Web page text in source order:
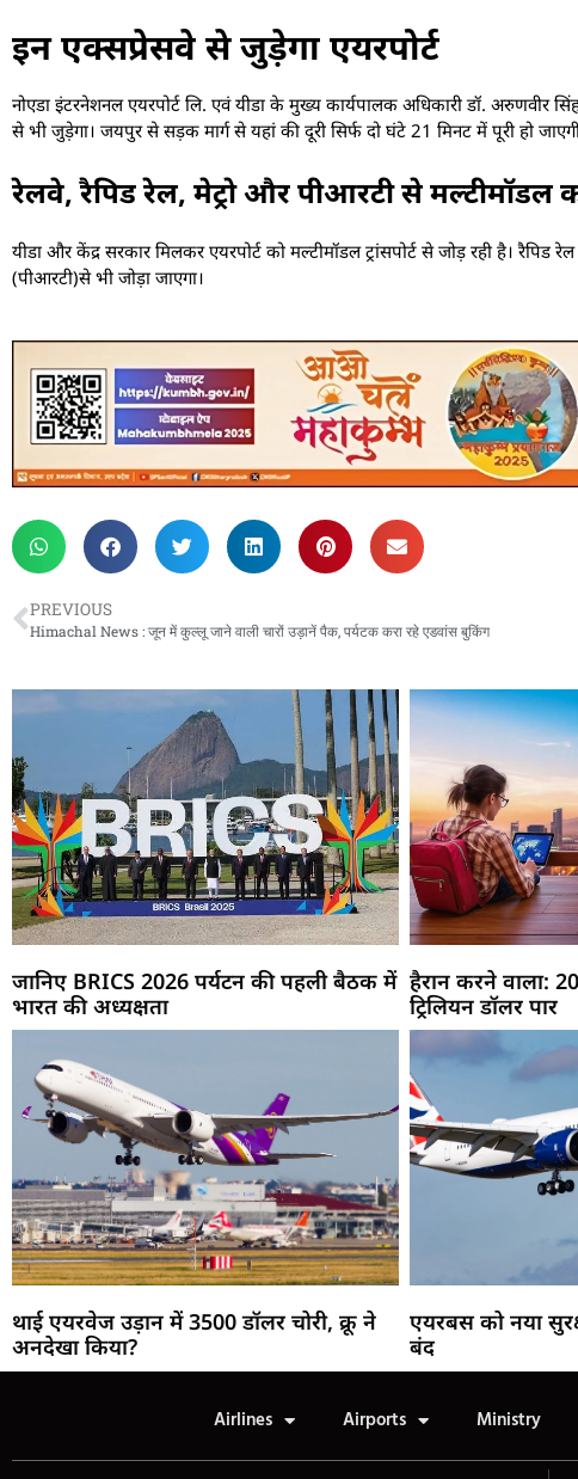
इन एक्सप्रेसवे से जुड़ेगा एयरपोर्ट
नोएडा इंटरनेशनल एयरपोर्ट लि. एवं यीडा के मुख्य कार्यपालक अधिकारी डॉ. अरुणवीर
से भी जुड़ेगा। जयपुर से सड़क मार्ग से यहां की दूरी सिर्फ दो घंटे 21 मिनट में पूरी हो
रेलवे, रैपिड रेल, मेट्रो और पीआरटी से मल्टीमॉडल
यीडा और केंद्र सरकार मिलकर एयरपोर्ट को मल्टीमॉडल ट्रांसपोर्ट से जोड़ रही है। रैपिड
(पीआरटी)से भी जोड़ा जाएगा।
PREVIOUS
Himachal News : जून में कुल्लू जाने वाली चारों उड़ानें पैक, पर्यटक करा रहे एडवांस बुकिंग
जानिए BRICS 2026 पर्यटन की पहली बैठक में
भारत की अध्यक्षता
हैरान करने वाला:
ट्रिलियन डॉलर पार
थाई एयरवेज उड़ान में 3500 डॉलर चोरी, क्रू ने
अनदेखा किया?
एयरबस को नया
बंद
Airlines Airports Ministry